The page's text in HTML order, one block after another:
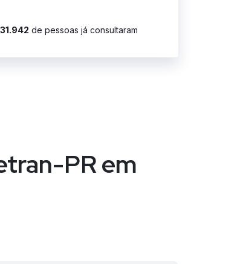
de pessoas já consultaram
PR em